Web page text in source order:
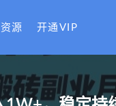
源 开通VIP